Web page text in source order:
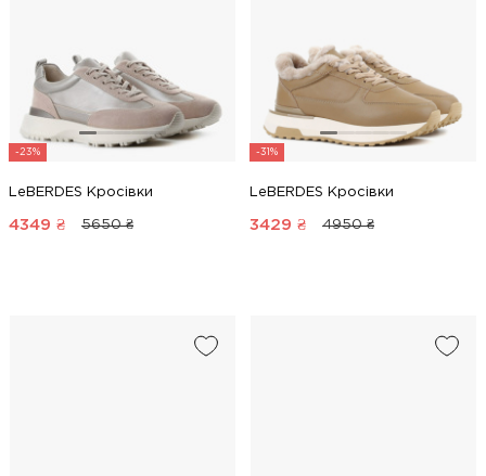
-23%
LeBERDES Кросівки
4349 ₴ 5650 ₴
-31%
LeBERDES Кросівки
3429 ₴ 4950 ₴